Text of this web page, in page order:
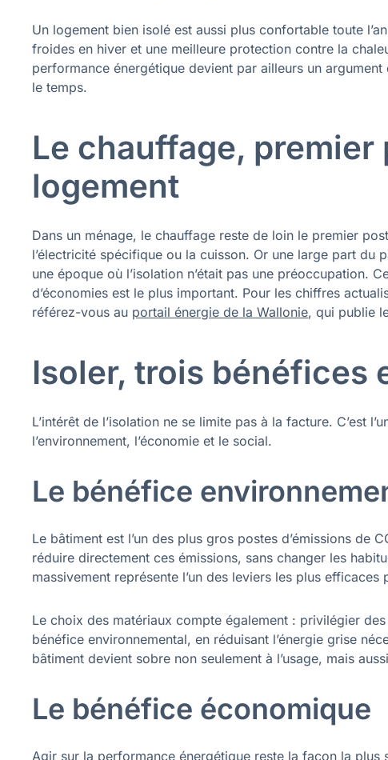
Un logement bien isolé est aussi plus confortable toute
froides en hiver et une meilleure protection contre la
performance énergétique devient par ailleurs un
le temps.
Le chauffage,
logement
Dans un ménage, le chauffage reste de loin le premier
l’électricité spécifique ou la cuisson. Or une large part du
une époque où l’isolation n’était pas une préoccupation.
d’économies est le plus important. Pour les chiffres
référez-vous au portail énergie de la Wallonie, qui publie
Isoler, trois bénéfices
L’intérêt de l’isolation ne se limite pas à la facture. C’est
l’environnement, l’économie et le social.
Le bénéfice
Le bâtiment est l’un des plus gros postes d’émissions de
réduire directement ces émissions, sans changer les
massivement représente l’un des leviers les plus
Le choix des matériaux compte également : privilégier
bénéfice environnemental, en réduisant l’énergie grise
bâtiment devient sobre non seulement à l’usage, mais
Le bénéfice économique
Agir sur la performance énergétique reste la façon la